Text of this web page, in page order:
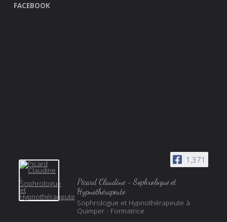
FACEBOOK
1,371
Picard Claudine - Sophrologue et
Hypnothérapeute
Sophrologue et Hypnothérapeute à
Quimper - Formatrice